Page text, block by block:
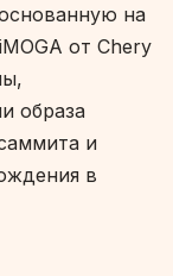
на
от Chery
образа
и
в